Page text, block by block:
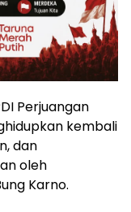
Perjuangan
kembali
dan
oleh
Karno.